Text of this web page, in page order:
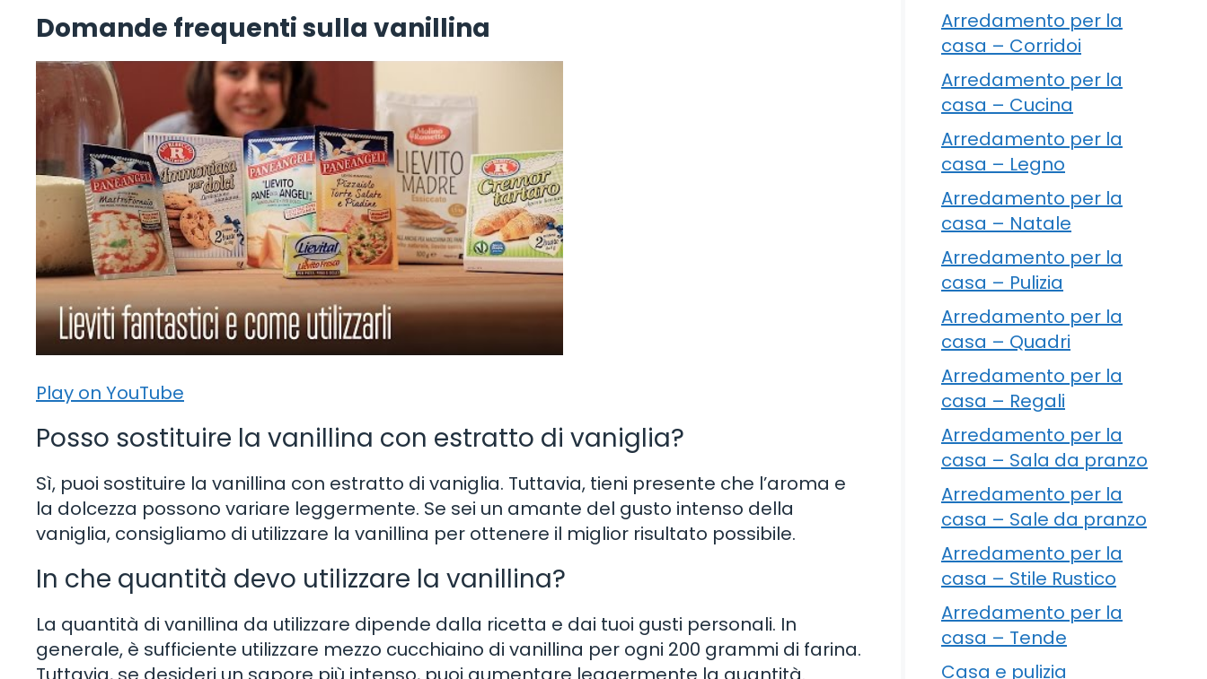
Domande frequenti sulla vanillina
Play on YouTube
Posso sostituire la vanillina con estratto di vaniglia?
Sì, puoi sostituire la vanillina con estratto di vaniglia. Tuttavia, tieni presente che l’aroma e
la dolcezza possono variare leggermente. Se sei un amante del gusto intenso della
vaniglia, consigliamo di utilizzare la vanillina per ottenere il miglior risultato possibile.
In che quantità devo utilizzare la vanillina?
La quantità di vanillina da utilizzare dipende dalla ricetta e dai tuoi gusti personali. In
generale, è sufficiente utilizzare mezzo cucchiaino di vanillina per ogni 200 grammi di farina.
Arredamento per la
casa – Corridoi
Arredamento per la
casa – Cucina
Arredamento per la
casa – Legno
Arredamento per la
casa – Natale
Arredamento per la
casa – Pulizia
Arredamento per la
casa – Quadri
Arredamento per la
casa – Regali
Arredamento per la
casa – Sala da pranzo
Arredamento per la
casa – Sale da pranzo
Arredamento per la
casa – Stile Rustico
Arredamento per la
casa – Tende
Casa e pulizia